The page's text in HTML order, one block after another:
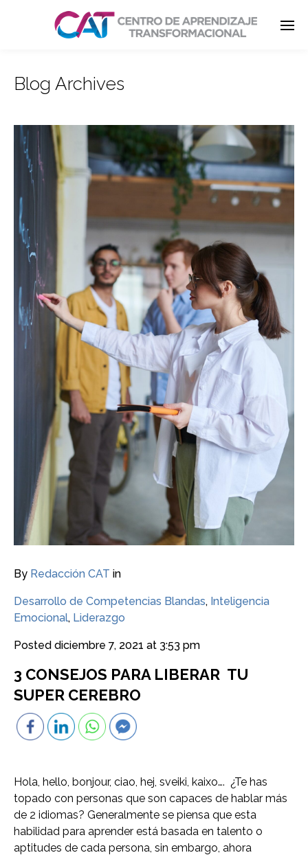
Enter tracking ID
Blog Archives
By Redacción CAT in
Desarrollo de Competencias Blandas, Inteligencia
Emocional, Liderazgo
Posted diciembre 7, 2021 at 3:53 pm
3 CONSEJOS PARA LIBERAR TU
SUPER CEREBRO
Hola, hello, bonjour, ciao, hej, sveiki, kaixo…. ¿Te has
topado con personas que son capaces de hablar más
de 2 idiomas? Generalmente se piensa que esta
habilidad para aprender está basada en talento o
aptitudes de cada persona, sin embargo, ahora